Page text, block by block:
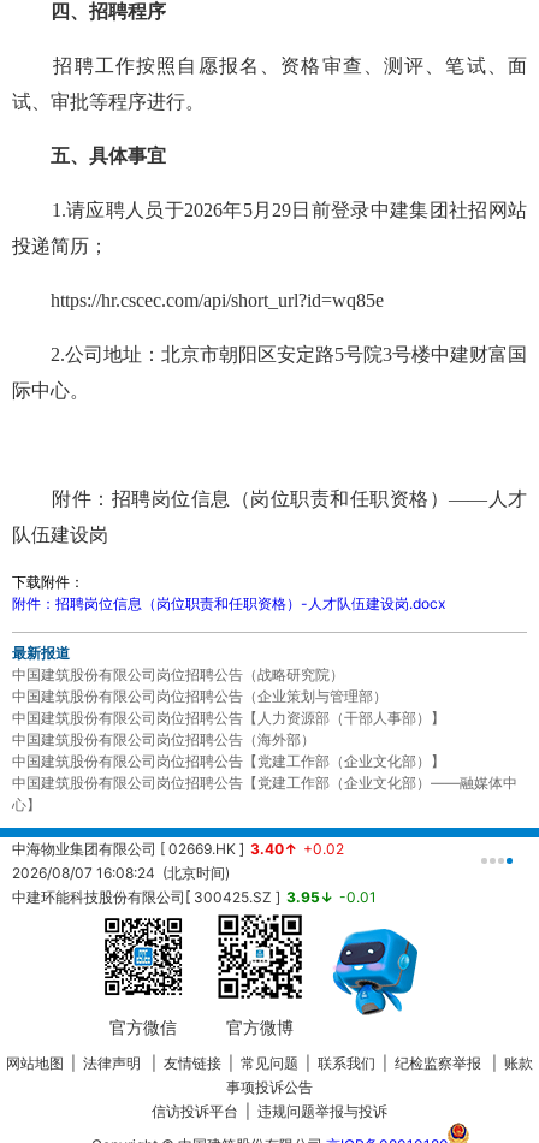
四、招聘程序
招聘工作按照自愿报名、资格审查、测评、笔试、面
试、审批等程序进行。
五、具体事宜
1.请应聘人员于2026年5月29日前登录中建集团社招网站
投递简历；
https://hr.cscec.com/api/short_url?id=wq85e
2.公司地址：北京市朝阳区安定路5号院3号楼中建财富国
际中心。
附件：招聘岗位信息（岗位职责和任职资格）——人才
队伍建设岗
下载附件：
附件：招聘岗位信息（岗位职责和任职资格）-人才队伍建设岗.docx
最新报道
中国建筑股份有限公司岗位招聘公告（战略研究院）
中国建筑股份有限公司岗位招聘公告（企业策划与管理部）
中国建筑股份有限公司岗位招聘公告【人力资源部（干部人事部）】
中国建筑股份有限公司岗位招聘公告（海外部）
中国建筑股份有限公司岗位招聘公告【党建工作部（企业文化部）】
中国建筑股份有限公司岗位招聘公告【党建工作部（企业文化部）——融媒体中
心】
中海物业集团有限公司 [ 02669.HK ] 3.40↑ +0.02
2026/08/07 16:08:24 (北京时间)
中建环能科技股份有限公司[ 300425.SZ ] 3.95↓ -0.01
20260807161457 (北京时间)
官方微信 官方微博
网站地图 法律声明 友情链接 常见问题 联系我们 纪检监察举报
账款
事项投诉公告
信访投诉平台
违规问题举报与投诉